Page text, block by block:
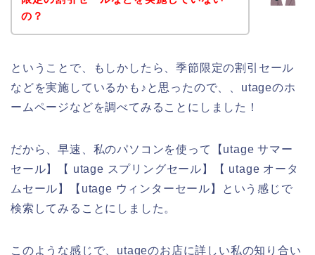
の？
ということで、もしかしたら、季節限定の割引セール
などを実施しているかも♪と思ったので、、utageのホ
ームページなどを調べてみることにしました！
だから、早速、私のパソコンを使って【utage サマー
セール】【 utage スプリングセール】【 utage オータ
ムセール】【utage ウィンターセール】という感じで
検索してみることにしました。
このような感じで、utageのお店に詳しい私の知り合い